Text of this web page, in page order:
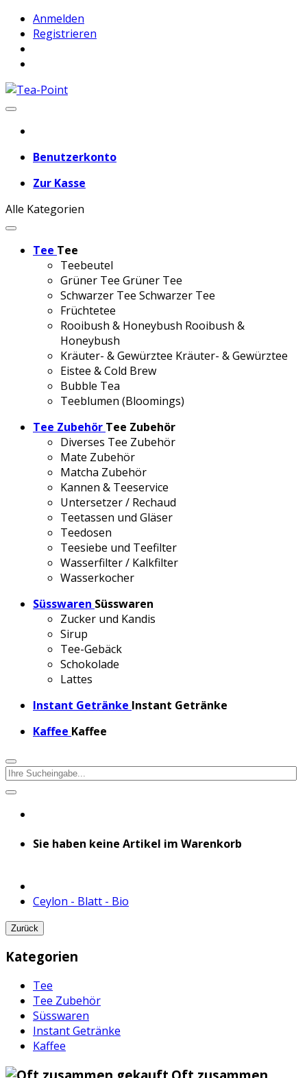
Anmelden
Registrieren
Benutzerkonto
Zur Kasse
Alle Kategorien
Tee Tee
Teebeutel
Grüner Tee Grüner Tee
Schwarzer Tee Schwarzer Tee
Früchtetee
Rooibush & Honeybush Rooibush &
Honeybush
Kräuter- & Gewürztee Kräuter- & Gewürztee
Eistee & Cold Brew
Bubble Tea
Teeblumen (Bloomings)
Tee Zubehör Tee Zubehör
Diverses Tee Zubehör
Mate Zubehör
Matcha Zubehör
Kannen & Teeservice
Untersetzer / Rechaud
Teetassen und Gläser
Teedosen
Teesiebe und Teefilter
Wasserfilter / Kalkfilter
Wasserkocher
Süsswaren Süsswaren
Zucker und Kandis
Sirup
Tee-Gebäck
Schokolade
Lattes
Instant Getränke Instant Getränke
Kaffee Kaffee
Sie haben keine Artikel im Warenkorb
Ceylon - Blatt - Bio
Zurück
Kategorien
Tee
Tee Zubehör
Süsswaren
Instant Getränke
Kaffee